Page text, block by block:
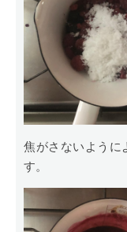
焦がさないように
す。